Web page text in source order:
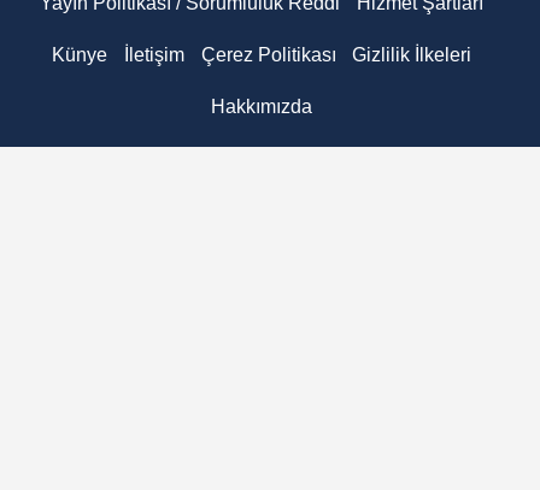
Künye İletişim Çerez Politikası Gizlilik İlkeleri
Hakkımızda